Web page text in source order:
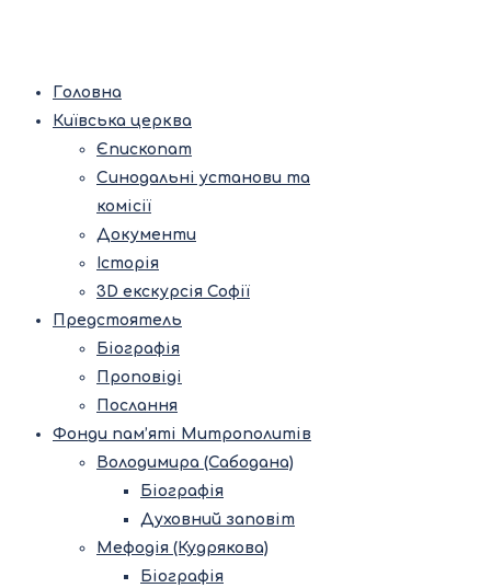
Головна
Київська церква
Єпископат
Синодальні установи та
комісії
Документи
Історія
3D екскурсія Софії
Предстоятель
Біографія
Проповіді
Послання
Фонди пам’яті Митрополитів
Володимира (Сабодана)
Біографія
Духовний заповіт
Мефодія (Кудрякова)
Біографія